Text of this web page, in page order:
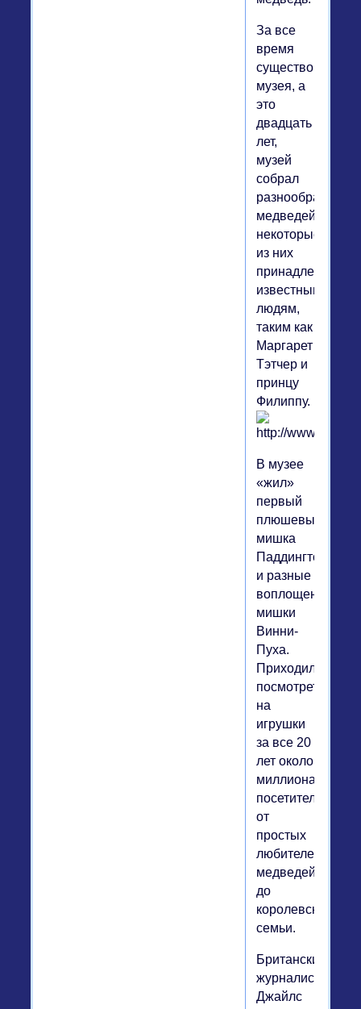
За все
время
существования
музея, а
это
двадцать
лет,
музей
собрал
разнообразных
медведей,
некоторые
из них
принадлежали
известным
людям,
таким как
Маргарет
Тэтчер и
принцу
Филиппу.
В музее
«жил»
первый
плюшевый
мишка
Паддингтон
и разные
воплощения
мишки
Винни-
Пуха.
Приходили
посмотреть
на
игрушки
за все 20
лет около
миллиона
посетителей,
от
простых
любителей
медведей
до
королевской
семьи.
Британский
журналист
Джайлс